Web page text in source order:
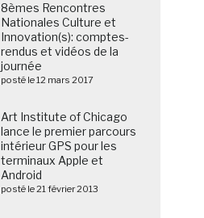
8èmes Rencontres
Nationales Culture et
Innovation(s): comptes-
rendus et vidéos de la
journée
posté le 12 mars 2017
Art Institute of Chicago
lance le premier parcours
intérieur GPS pour les
terminaux Apple et
Android
posté le 21 février 2013